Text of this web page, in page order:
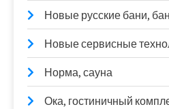
Новые русские бани,
Новые сервисные
Норма, сауна
Ока, гостиничный